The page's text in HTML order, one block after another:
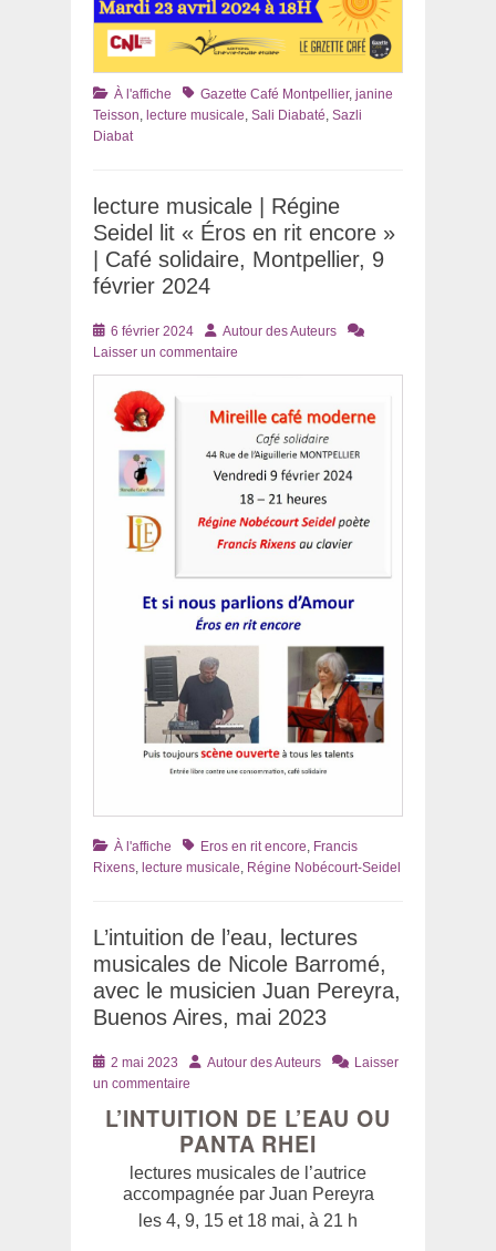
Catégories
À l'affiche TagsGazette Café Montpellier, janine
Teisson, lecture musicale, Sali Diabaté, Sazli
Diabat
lecture musicale | Régine
Seidel lit « Éros en rit encore »
| Café solidaire, Montpellier, 9
février 2024
Posté
le
6 février 2024 AuteurAutour des Auteurs
Laisser un commentaire
Catégories
À l'affiche TagsEros en rit encore, Francis
Rixens, lecture musicale, Régine Nobécourt-Seidel
L’intuition de l’eau, lectures
musicales de Nicole Barromé,
avec le musicien Juan Pereyra,
Buenos Aires, mai 2023
Posté
le
2 mai 2023 AuteurAutour des Auteurs
Laisser
un commentaire
L’INTUITION DE L’EAU OU
PANTA RHEI
lectures musicales de l’autrice
accompagnée par Juan Pereyra
les 4, 9, 15 et 18 mai, à 21 h